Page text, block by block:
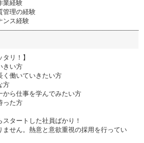
業経験
管理の経験
ンス経験
リ！】
きい方
働いていきたい方
方
ら仕事を学んでみたい方
った方
タートした社員ばかり！
ません。熱意と意欲重視の採用を行ってい